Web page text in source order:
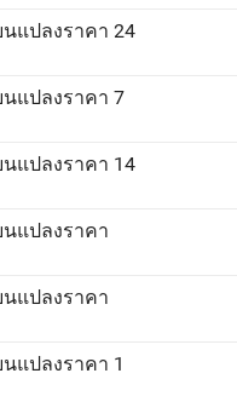
นแปลงราคา 24
นแปลงราคา 7
นแปลงราคา 14
นแปลงราคา
นแปลงราคา
นแปลงราคา 1